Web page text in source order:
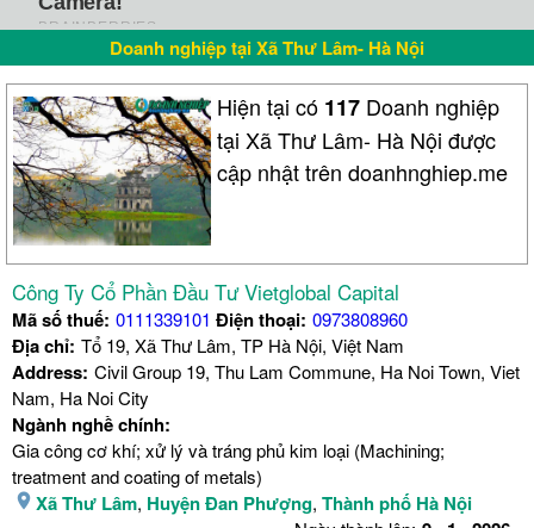
Doanh nghiệp tại Xã Thư Lâm- Hà Nội
Hiện tại có 117 Doanh nghiệp
tại Xã Thư Lâm- Hà Nội được
cập nhật trên doanhnghiep.me
Công Ty Cổ Phần Đầu Tư Vietglobal Capital
Mã số thuế: 0111339101 Điện thoại: 0973808960
Địa chỉ: Tổ 19, Xã Thư Lâm, TP Hà Nội, Việt Nam
Address: Civil Group 19, Thu Lam Commune, Ha Noi Town, Viet
Nam, Ha Noi City
Ngành nghề chính:
Gia công cơ khí; xử lý và tráng phủ kim loại (Machining;
treatment and coating of metals)
Xã Thư Lâm, Huyện Đan Phượng, Thành phố Hà Nội